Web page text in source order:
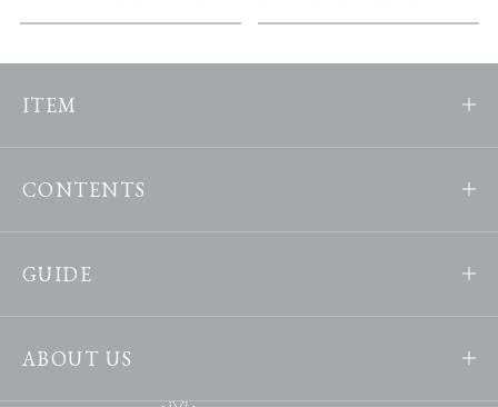
ITEM
CONTENTS
GUIDE
ABOUT US